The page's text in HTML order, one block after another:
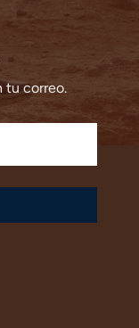
tu correo.